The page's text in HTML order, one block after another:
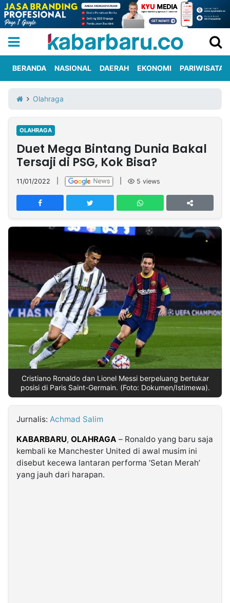
Iklan
Berita
Kami
Nasional
International
Olahraga
Entertainment
Daerah
Pariwisata
Kuliner
Kolom
Network
PT
TREETAN
MULTIMEDIA
Partner
Insight
NTB
Suara
Time
Lens
IDN
Daily
Jogja
Jalan
Rakyat
Idealita
News
Kita
Notice
Radar
Baru
Seedbacklink
Follow
Kabarbaru
BERANDA NASIONAL DAERAH EKONOMI PARIWISATA
Olahraga
OLAHRAGA
Duet Mega Bintang Dunia Bakal
Tersaji di PSG, Kok Bisa?
11/01/2022 5 views
Cristiano Ronaldo dan Lionel Messi berpeluang bertukar
posisi di Paris Saint-Germain. (Foto: Dokumen/Istimewa).
Jurnalis: Achmad Salim
KABARBARU, OLAHRAGA – Ronaldo yang baru saja
kembali ke Manchester United di awal musim ini
disebut kecewa lantaran performa ‘Setan Merah’
yang jauh dari harapan.